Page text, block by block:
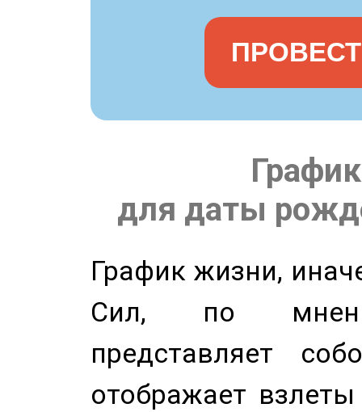
для даты
График жизни,
Сил, по
представляет
отображает